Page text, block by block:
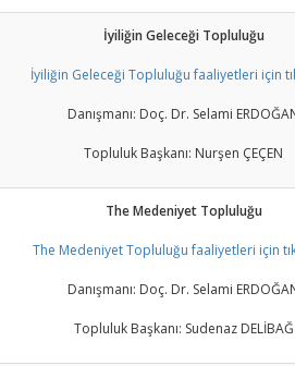
İyiliğin Geleceği Topluluğu
İyiliğin Geleceği Topluluğu faaliyetleri için
Danışmanı: Doç. Dr. Selami
Topluluk Başkanı: Nurşen ÇEÇEN
The Medeniyet Topluluğu
The Medeniyet Topluluğu faaliyetleri için
Danışmanı: Doç. Dr. Selami
Topluluk Başkanı: Sudenaz DELİBAĞ